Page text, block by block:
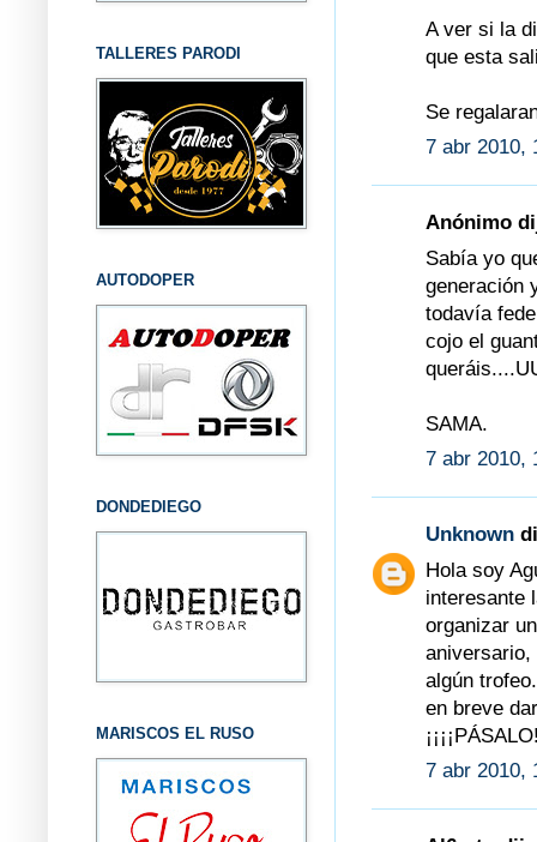
A ver si la
que esta
Se
7 abr 2010,
Anónimo
Sabía yo
generación
todavía
cojo el
SAMA.
7 abr 2010,
Unknown
Hola soy
interesante
organizar
aniversario,
algún trofeo.
en breve
7 abr 2010,
TALLERES PARODI
AUTODOPER
DONDEDIEGO
MARISCOS EL RUSO